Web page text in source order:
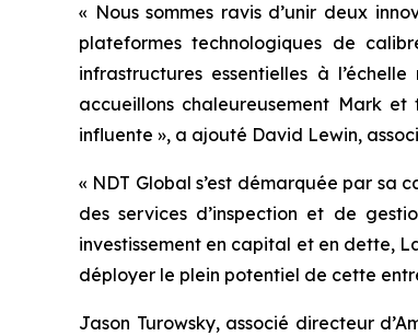
« Nous sommes ravis d’unir deux
plateformes technologiques de
infrastructures essentielles à
accueillons chaleureusement Mark
influente », a ajouté David Lewin,
« NDT Global s’est démarquée par sa
des services d’inspection et de
investissement en capital et en dette,
déployer le plein potentiel de cette
Jason Turowsky, associé directeur